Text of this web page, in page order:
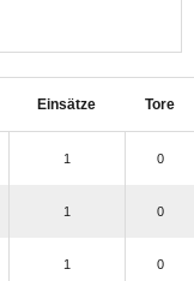
Einsätze Tore
1 0
1 0
1 0